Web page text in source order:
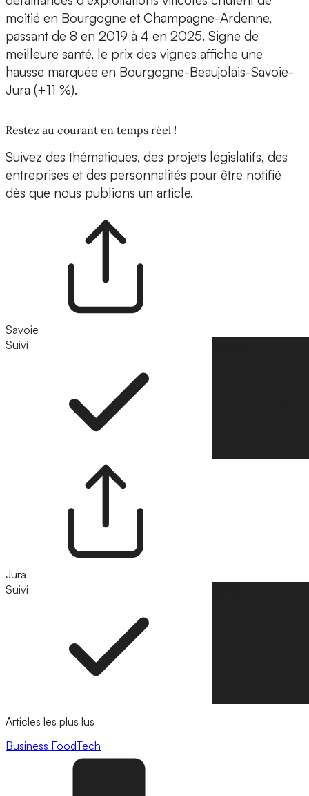
moitié en Bourgogne et Champagne-Ardenne,
passant de 8 en 2019 à 4 en 2025. Signe de
meilleure santé, le prix des vignes affiche une
hausse marquée en Bourgogne-Beaujolais-Savoie-
Jura (+11 %).
Restez au courant en temps réel !
Suivez des thématiques, des projets législatifs, des
entreprises et des personnalités pour être notifié
dès que nous publions un article.
Savoie
Suivi
Jura
Suivi
Articles les plus lus
Business FoodTech